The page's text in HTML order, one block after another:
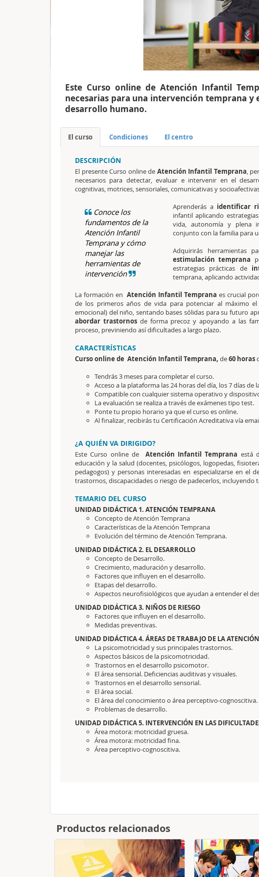
Este Curso online de Atención Infantil
necesarias para una intervención temprana y
desarrollo humano.
El curso Condiciones El centro
DESCRIPCIÓN
El presente Curso online de Atención Infantil Temprana,
necesarios para detectar, evaluar e intervenir en el
cognitivas, motrices, sensoriales, comunicativas y
Conoce los
fundamentos de la
Atención Infantil
Temprana y cómo
manejar las
herramientas de
intervención
Aprenderás a identificar
infantil aplicando
vida, autonomía y plena
conjunto con la familia para
Adquirirás herramientas
estimulación temprana
estrategias prácticas de
temprana, aplicando
La formación enAtención Infantil Temprana es crucial
de los primeros años de vida para potenciar al máximo
emocional) del niño, sentando bases sólidas para su futuro
abordar trastornosde forma precoz y apoyando a las
proceso, previniendo así dificultades a largo plazo.
CARACTERÍSTICAS
Curso online de Atención Infantil Temprana, de60 horas
Tendrás 3 meses para completar el curso.
Acceso a la plataforma las 24 horas del día, los 7 días de
Compatible con cualquier sistema operativo y
La evaluación se realiza a través de exámenes tipo test.
Ponte tu propio horario ya que el curso es online.
Al finalizar, recibirás tu Certificación Acreditativavía
¿A QUIÉN VA DIRIGIDO?
Este Curso online de Atención Infantil Temprana está
educación y la salud (docentes, psicólogos, logopedas,
pedagogos) y personas interesadas en especializarse en el
trastornos, discapacidades o riesgo de padecerlos,
TEMARIO DEL CURSO
UNIDAD DIDÁCTICA 1. ATENCIÓN TEMPRANA
Concepto de Atención Temprana
Características de la Atención Temprana
Evolución del término de Atención Temprana.
UNIDAD DIDÁCTICA 2. EL DESARROLLO
Concepto de Desarrollo.
Crecimiento, maduración y desarrollo.
Factores que influyen en el desarrollo.
Etapas del desarrollo.
Aspectos neurofisiológicos que ayudan a entender el
UNIDAD DIDÁCTICA 3. NIÑOS DE RIESGO
Factores que influyen en el desarrollo.
Medidas preventivas.
UNIDAD DIDÁCTICA 4. ÁREAS DE TRABAJO DE LA
La psicomotricidad y sus principales trastornos.
Aspectos básicos de la psicomotricidad.
Trastornos en el desarrollo psicomotor.
El área sensorial. Deficiencias auditivas y visuales.
Trastornos en el desarrollo sensorial.
El área social.
El área del conocimiento o área perceptivo-cognoscitiva.
Problemas de desarrollo.
UNIDAD DIDÁCTICA 5. INTERVENCIÓN EN LAS
Área motora: motricidad gruesa.
Área motora: motricidad fina.
Área perceptivo-cognoscitiva.
Productos relacionados